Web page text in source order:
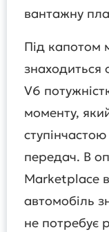
вантажну
Під капотом
знаходиться
V6
моменту,
передач. В
Marketplace
автомобіль
не потребує